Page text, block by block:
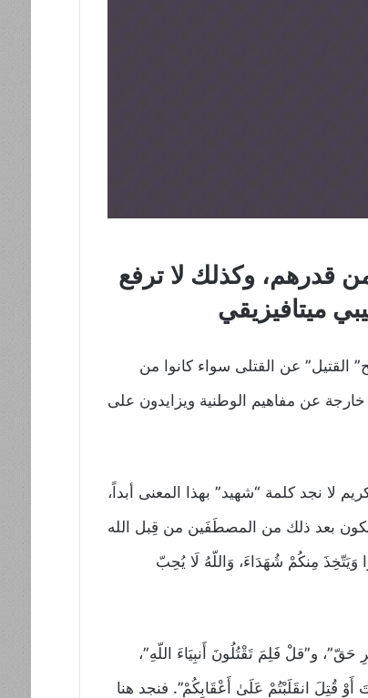
قدرهم، وكذلك لا ترفع
ميتافيزيقي
القتيل” عن القتلى سواء كانوا من
عن مفاهيم الوطنية ويزايدون على
لا نجد كلمة “شهيد” بهذا المعنى أبداً،
بعد ذلك من المصطَفَين من قِبل الله
وَيَتّخِذَ مِنكُمْ شُهَدَاءَ، وَاللّهُ لَا يُحِبّ
مثلاً: “وَقَتْلَهُمُ الْأَنبِيَاءَ بِغَيْرِ حَقّ”، و”قلْ فَلِمَ تَقْتُلُونَ أَنبِيَاءَ اللّهِ”،
قُتِلَ انقَلَبْتُمْ عَلَىٰ أَعْقَابِكُمْ”. فنجد هنا